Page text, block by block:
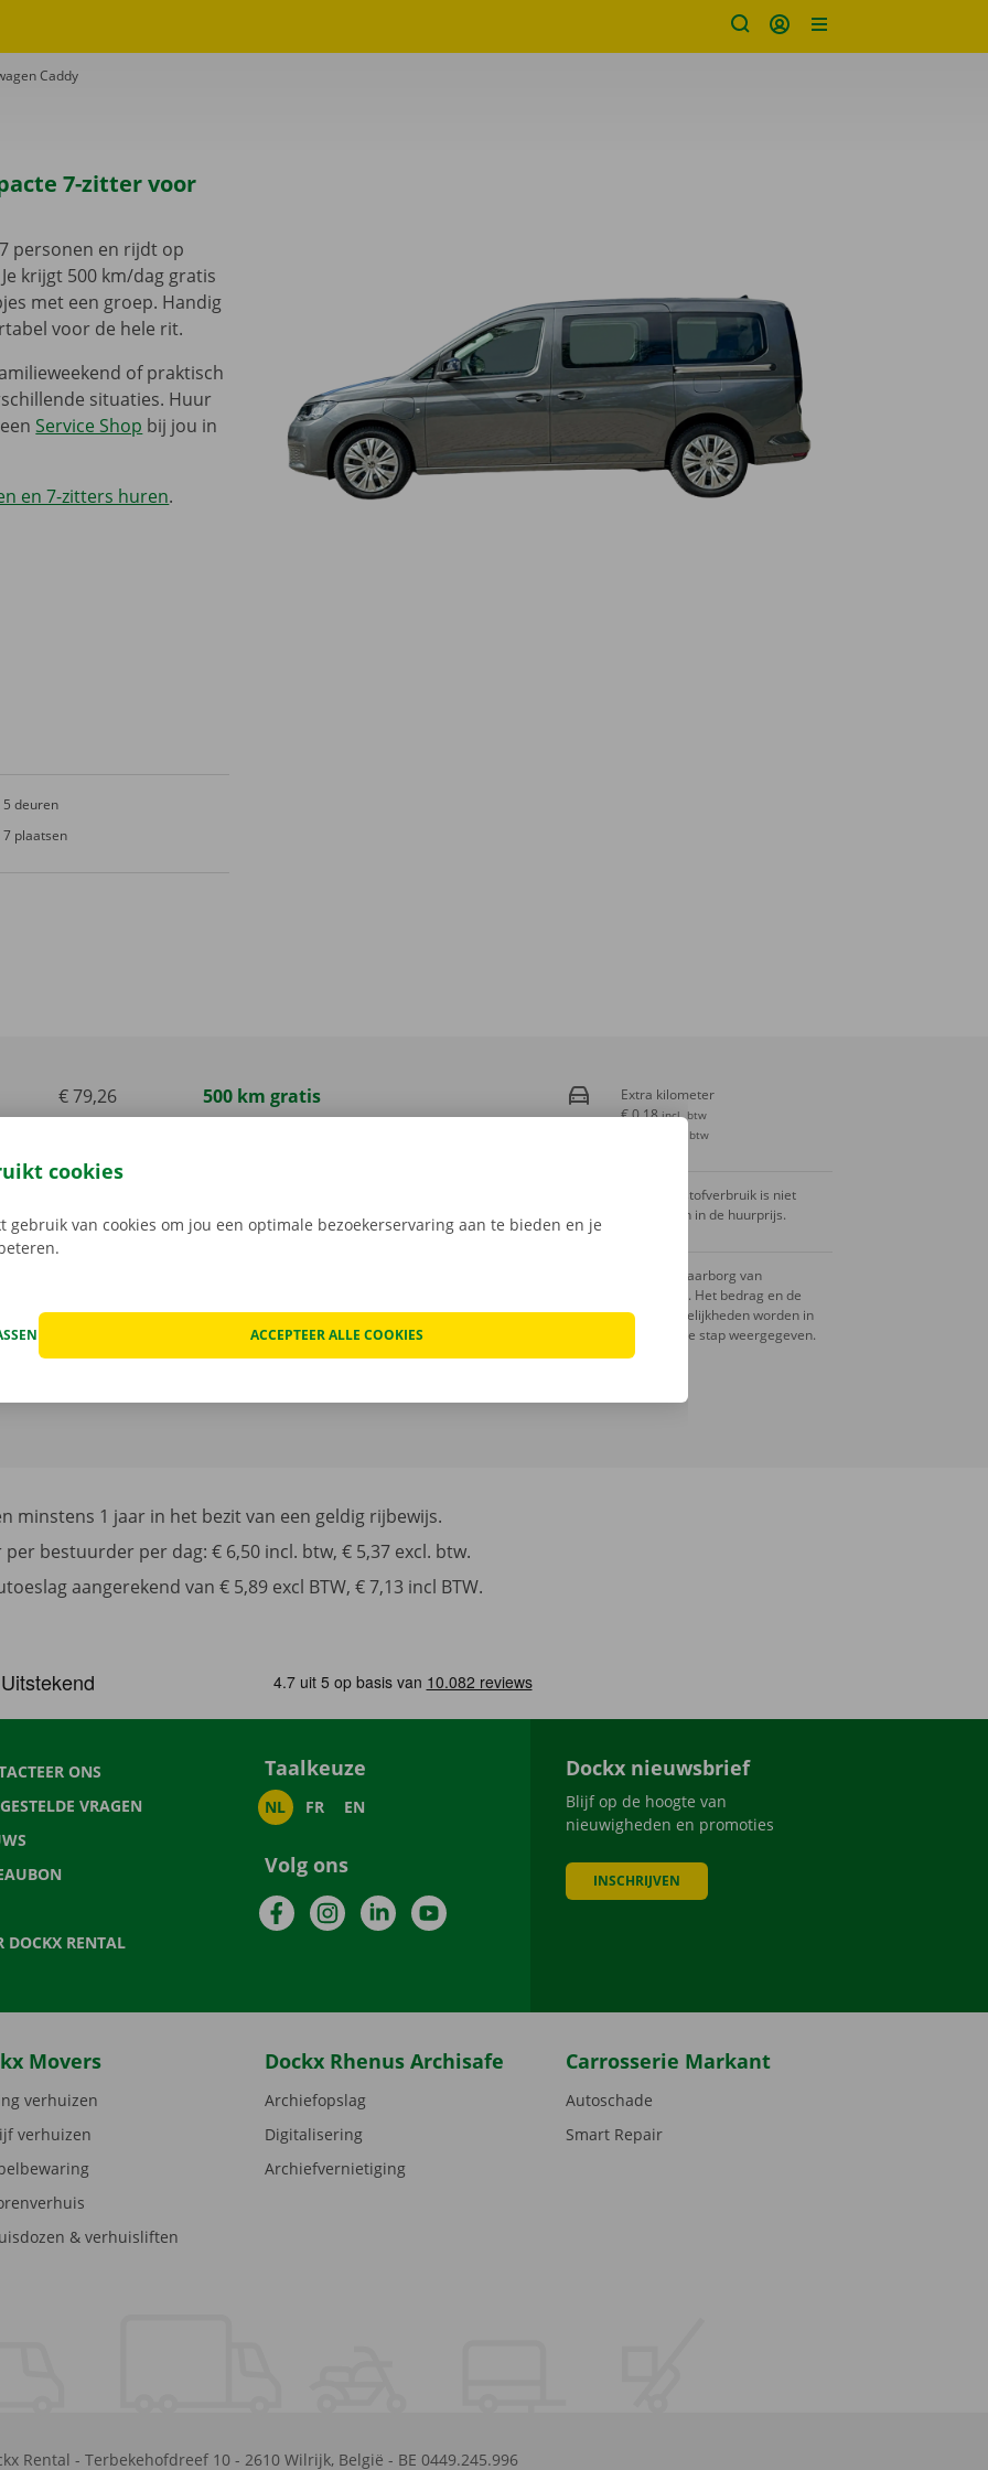
Caddy
7-zitter voor
personen en rijdt op
krijgt 500 km/dag gratis
met een groep. Handig
voor de hele rit.
of praktisch
situaties. Huur
Service Shop bij jou in
en 7-zitters huren.
5 deuren
7 plaatsen
€ 79,26
incl. btw
500 km gratis
€ 389,62
4000 km gratis
Extra kilometer
€ 0,18incl. btw
excl. btw
Het brandstofverbruik is niet
inbegrepen in de huurprijs.
Er is een waarborg van
toepassing. Het bedrag en de
betaalmogelijkheden worden in
de volgende stap weergegeven.
minstens 1 jaar in het bezit van een geldig rijbewijs.
bestuurder per dag: € 6,50 incl. btw, € 5,37 excl. btw.
aangerekend van € 5,89 excl BTW, € 7,13 incl BTW.
ONS
VRAGEN
DOCKX RENTAL
Taalkeuze
NL FR EN
Volg ons
FacebookInstagramLinkedInYouTube
Dockx nieuwsbrief
Blijf op de hoogte van
nieuwigheden en promoties
INSCHRIJVEN
Movers
verhuizen
verhuizen
& verhuisliften
Dockx Rhenus Archisafe
Archiefopslag
Digitalisering
Archiefvernietiging
Carrosserie Markant
Autoschade
Smart Repair
Rental - Terbekehofdreef 10- 2610 Wilrijk, België - BE 0449.245.996
cookies
gebruik van cookies om jou een optimale bezoekerservaring aan te bieden en je
ACCEPTEER ALLE COOKIES